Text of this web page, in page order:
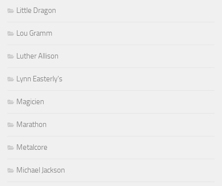
Little Dragon
Lou Gramm
Luther Allison
Lynn Easterly's
Magicien
Marathon
Metalcore
Michael Jackson